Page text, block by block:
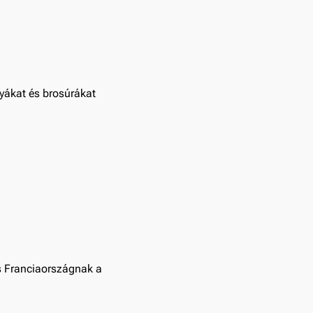
és brosúrákat
a